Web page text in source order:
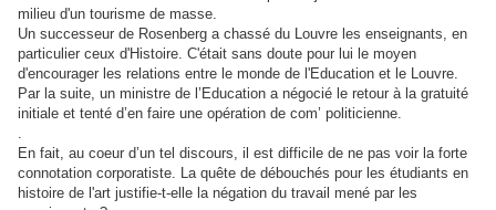
milieu d'un tourisme de masse.
Un successeur de Rosenberg a chassé du Louvre les enseignants, en
particulier ceux d'Histoire. C'était sans doute pour lui le moyen
d'encourager les relations entre le monde de l'Education et le Louvre.
Par la suite, un ministre de l’Education a négocié le retour à la gratuité
initiale et tenté d’en faire une opération de com’ politicienne.
.
En fait, au coeur d’un tel discours, il est difficile de ne pas voir la forte
connotation corporatiste. La quête de débouchés pour les étudiants en
histoire de l'art justifie-t-elle la négation du travail mené par les